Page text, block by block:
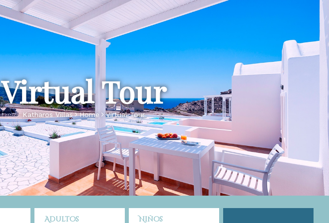
Virtual Tour
Katharos Villas Home Virtual Tour
Adultos Niños